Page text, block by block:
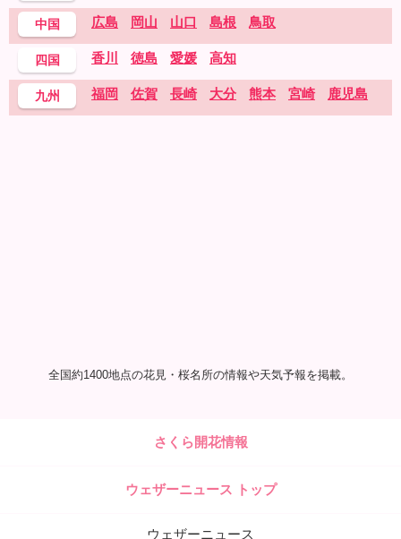
中国 広島 岡山 山口 島根 鳥取
四国 香川 徳島 愛媛 高知
九州 福岡 佐賀 長崎 大分 熊本 宮崎 鹿児島
全国約1400地点の花見・桜名所の情報や天気予報を掲載。
さくら開花情報
ウェザーニュース トップ
ウェザーニュース